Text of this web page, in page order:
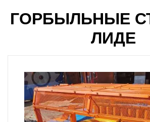
ГОРБЫЛЬНЫЕ
ЛИДЕ